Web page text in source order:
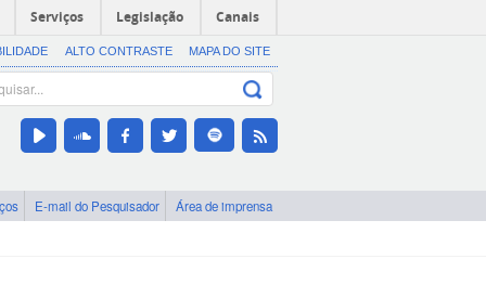
Serviços Legislação Canais
ALTO CONTRASTE MAPA DO SITE
E-mail do Pesquisador Área de imprensa